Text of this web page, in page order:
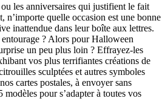
les anniversaires qui justifient le fait
n’importe quelle occasion est une bonne
inattendue dans leur boîte aux lettres.
? Alors pour Halloween
un peu plus loin ? Effrayez-les
vos plus terrifiantes créations de
sculptées et autres symboles
cartes postales, à envoyer sans
pour s’adapter à toutes vos